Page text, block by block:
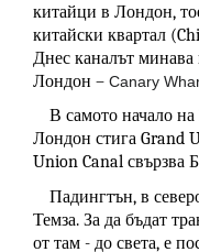
китайци в Лондон,
китайски квартал
Днес каналът
Лондон – Canary
В самото начало на
Лондон стига Grand
Union Canal свързва
Падингтън, в
Темза. За да бъдат
от там - до света, е